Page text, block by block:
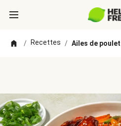
/ Recettes / Ailes de